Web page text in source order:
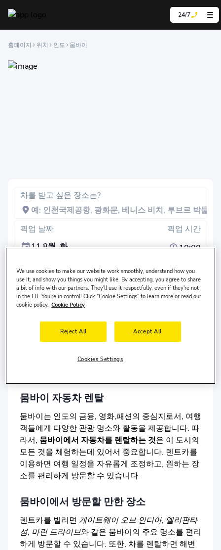
24/7
홈페이지 위치 인도 뭄바이
차를 받고 싶은 장소는?
픽업 날짜
11 8월, 화
픽업 시간
10:00
14 8월, 금
10:00
다른 반납 장소?
운전자는
에 살고 있으며 나이는
뭄바이 자동차 렌탈
뭄바이는 인도의 금융, 영화,패션의 중심지로서, 여행
객들에게 다양한 관광 명소와 활동을 제공합니다. 따
라서, 뭄바이에서 자동차를 렌탈하는 것은 이 도시의
모든 것을 체험하는데 있어서 중요합니다. 렌트카를
이용하면 여행 일정을 자유롭게 조정하고, 원하는 장
소를 편리하게 방문할 수 있습니다.
뭄바이에서 방문할 만한 장소
렌트카를 빌리면 게이트웨이 오브 인디아, 엘리판타
섬, 마린 드라이브와 같은 뭄바이의 주요 명소를 편리
하게 방문할 수 있습니다. 또한, 차를 렌탈하면 해변
We use cookies to make our website work smoothly, understand how you
use it, and show you things you might like. By accepting, you agree to share
a bit of info with our partners. They'll use it respectfully, even if they're not
in the EU. You're in control! Click "Cookie Settings" to learn more or read our
cookie policy. Cookie Policy
Reject All Accept All
Cookies Settings